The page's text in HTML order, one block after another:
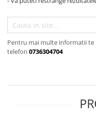
Pentru mai multe informatii te
telefon 0736304704